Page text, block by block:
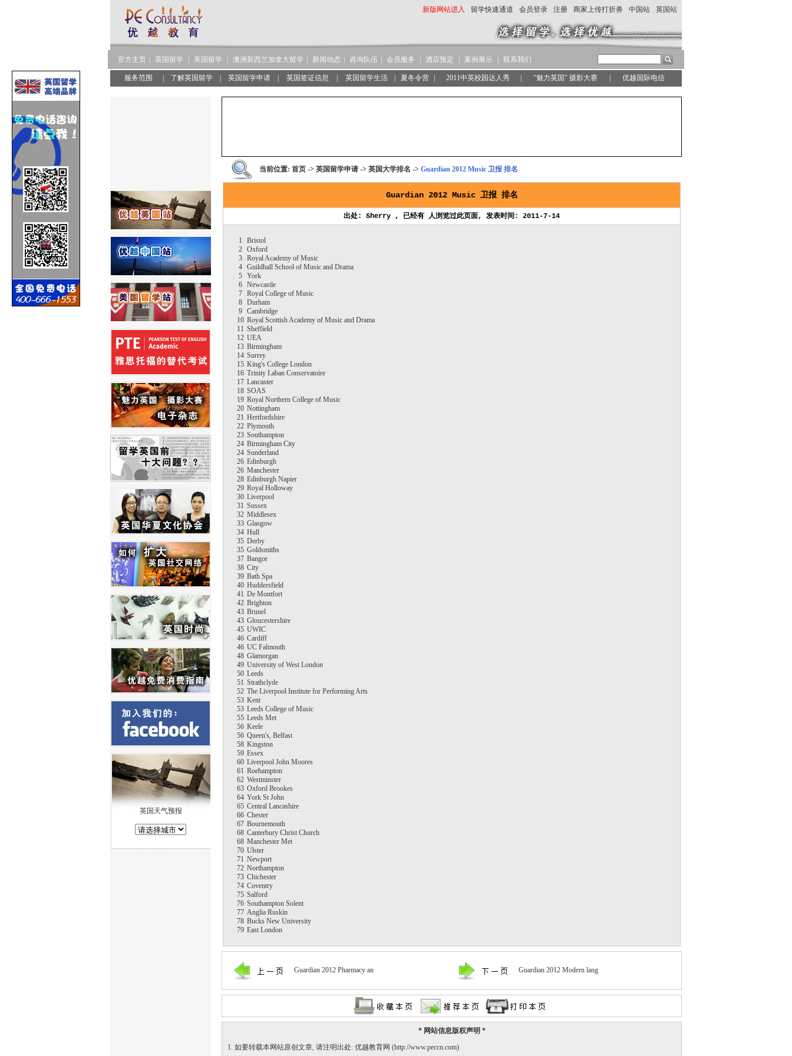
新版网站进入 留学快速通道 会员登录 注册 商家上传打折券 中国站 英国站
官方主页 英国留学 美国留学 澳洲新西兰加拿大留学 新闻动态 咨询队伍 会员服务 酒店预定 案例展示 联系我们
服务范围 了解英国留学 英国留学申请 英国签证信息 英国留学生活 夏冬令营 2011中英校园达人秀 "魅力英国" 摄影大赛 优越国际电信
英国天气预报
当前位置: 首页 -> 英国留学申请 -> 英国大学排名 -> Guardian 2012 Music 卫报 排名
Guardian 2012 Music 卫报 排名
出处: Sherry , 已经有 人浏览过此页面, 发表时间: 2011-7-14
1
Bristol
2
Oxford
3
Royal Academy of Music
4
Guildhall School of Music and Drama
5
York
6
Newcastle
7
Royal College of Music
8
Durham
9
Cambridge
10 Royal Scottish Academy of Music and Drama
11 Sheffield
12 UEA
13 Birmingham
14 Surrey
15 King's College London
16 Trinity Laban Conservatoire
17 Lancaster
18 SOAS
19 Royal Northern College of Music
20 Nottingham
21 Hertfordshire
22 Plymouth
23 Southampton
24 Birmingham City
24 Sunderland
26 Edinburgh
26 Manchester
28 Edinburgh Napier
29 Royal Holloway
30 Liverpool
31 Sussex
32 Middlesex
33 Glasgow
34 Hull
35 Derby
35 Goldsmiths
37 Bangor
38 City
39 Bath Spa
40 Huddersfield
41 De Montfort
42 Brighton
43 Brunel
43 Gloucestershire
45 UWIC
46 Cardiff
46 UC Falmouth
48 Glamorgan
49 University of West London
50 Leeds
51 Strathclyde
52 The Liverpool Institute for Performing Arts
53 Kent
53 Leeds College of Music
55 Leeds Met
56 Keele
56 Queen's, Belfast
58 Kingston
59 Essex
60 Liverpool John Moores
61 Roehampton
62 Westminster
63 Oxford Brookes
64 York St John
65 Central Lancashire
66 Chester
67 Bournemouth
68 Canterbury Christ Church
68 Manchester Met
70 Ulster
71 Newport
72 Northampton
73 Chichester
74 Coventry
75 Salford
76 Southampton Solent
77 Anglia Ruskin
78 Bucks New University
79 East London
Guardian 2012 Pharmacy an Guardian 2012 Modern lang
* 网站信息版权声明 *
1. 如要转载本网站原创文章, 请注明出处: 优越教育网 (http://www.peccn.com)